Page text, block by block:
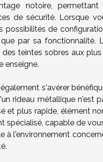
notoire, permettant
de sécurité. Lorsque
de
par sa fonctionnalité.
teintes sobres aux plus
enseigne.
s'avérer
rideau métallique n'est
et plus rapide, élément
spécialisé, capable de
à l'environnement